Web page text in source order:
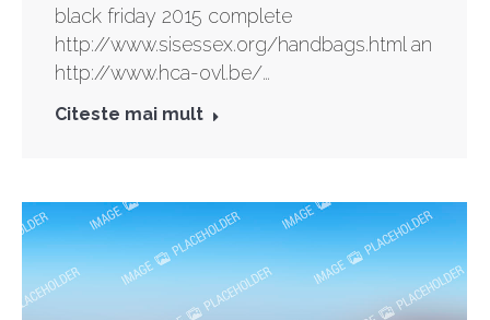
black friday 2015 complete
http://www.sisessex.org/handbags.html an
http://www.hca-ovl.be/…
Citeste mai mult